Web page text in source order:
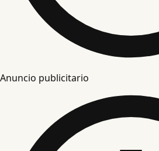
Anuncio publicitario